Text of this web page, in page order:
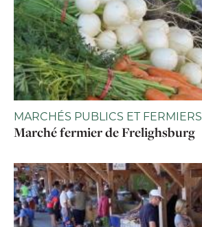
MARCHÉS PUBLICS ET FERMIERS
Marché fermier de Frelighsburg